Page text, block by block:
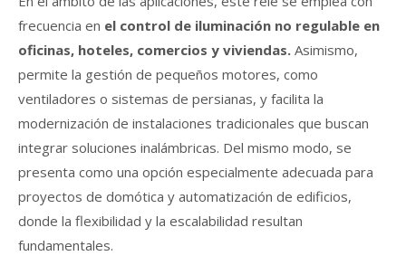
frecuencia en el control de iluminación no regulable en
oficinas, hoteles, comercios y viviendas. Asimismo,
permite la gestión de pequeños motores, como
ventiladores o sistemas de persianas, y facilita la
modernización de instalaciones tradicionales que buscan
integrar soluciones inalámbricas. Del mismo modo, se
presenta como una opción especialmente adecuada para
proyectos de domótica y automatización de edificios,
donde la flexibilidad y la escalabilidad resultan
fundamentales.